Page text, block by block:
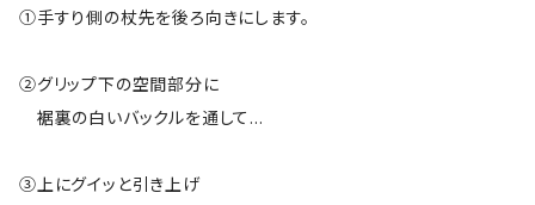
①手すり側の杖先を後ろ向きにします。
②グリップ下の空間部分に
裾裏の白いバックルを通して…
③上にグイッと引き上げ